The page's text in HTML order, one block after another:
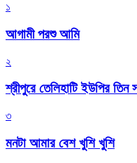
১
আগামী পরশু আমি
২
শ্রীপুরে তেলিহাটি ইউপির তিন
৩
মনটা আমার বেশ খুশি খুশি